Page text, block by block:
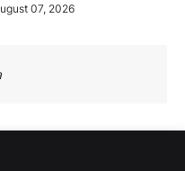
07, 2026